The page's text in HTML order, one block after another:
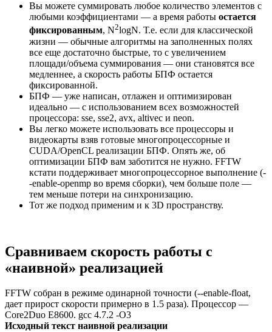
Вы можете суммировать любое количество элементов с
любыми коэффициентами — а время работы остается
фиксированным, N2logN. Т.е. если для классической
жизни — обычные алгоритмы на заполненных полях
все еще достаточно быстрые, то с увеличением
площади/объема суммирования — они становятся все
медленнее, а скорость работы БПФ остается
фиксированной.
БПФ — уже написан, отлажен и оптимизирован
идеально — с использованием всех возможностей
процессора: sse, sse2, avx, altivec и neon.
Вы легко можете использовать все процессоры и
видеокарты взяв готовые многопроцессорные и
CUDA/OpenCL реализации БПФ. Опять же, об
оптимизации БПФ вам заботится не нужно. FFTW
кстати поддерживает многопроцессорное выполнение (-
-enable-openmp во время сборки), чем больше поле —
тем меньше потери на синхронизацию.
Тот же подход применим и к 3D пространству.
Сравниваем скорость работы с
«наивной» реализацией
FFTW собран в режиме одинарной точности (--enable-float,
дает прирост скорости примерно в 1.5 раза). Процессор —
Core2Duo E8600. gcc 4.7.2 -O3
Исходный текст наивной реализации